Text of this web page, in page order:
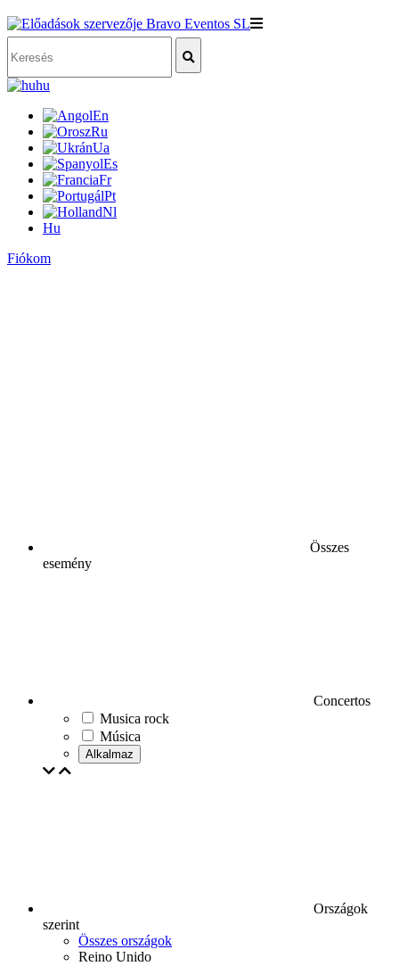
hu
En
Ru
Ua
Es
Fr
Pt
Nl
Hu
Fiókom
Összes
esemény
Concertos
Musica rock
Música
Alkalmaz
Országok
szerint
Összes országok
Reino Unido